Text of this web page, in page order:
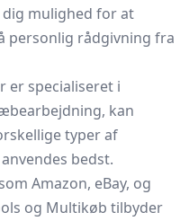
mulighed for at
personlig rådgivning fra
er specialiseret i
kan
typer af
bedst.
Amazon, eBay, og
og Multikøb tilbyder